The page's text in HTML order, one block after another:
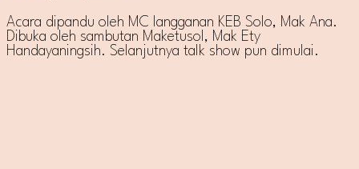
Acara dipandu oleh MC langganan KEB Solo, Mak Ana.
Dibuka oleh sambutan Maketusol, Mak Ety
Handayaningsih. Selanjutnya talk show pun dimulai.